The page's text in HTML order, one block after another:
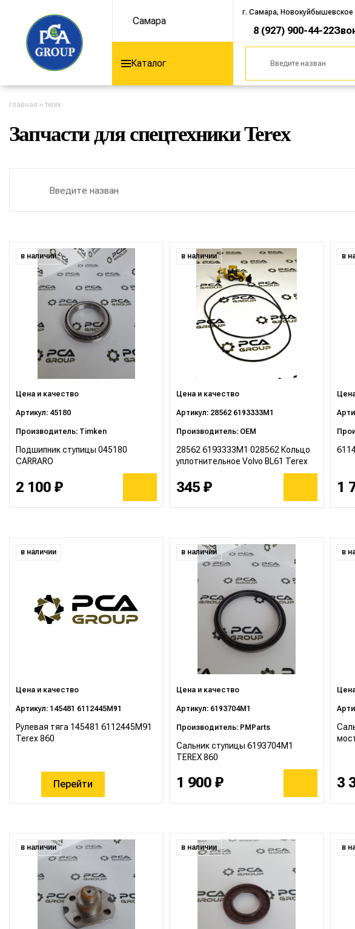
Самара
г. Самара,
8 (927) 900-44-22
Каталог
главная » terex
Запчасти для спецтехники Terex
в наличии
Цена и качество
Артикул: 45180
Производитель: Timken
Подшипник ступицы 045180
CARRARO
2 100 ₽
в наличии
Цена и качество
Артикул: 28562 6193333M1
Производитель: OEM
28562 6193333M1 028562 Кольцо
уплотнительное Volvo BL61 Terex
345 ₽
в
1
в наличии
Цена и качество
Артикул: 145481 6112445M91
Рулевая тяга 145481 6112445M91
Terex 860
Перейти
в наличии
Цена и качество
Артикул: 6193704M1
Производитель: PMParts
Сальник ступицы 6193704M1
TEREX 860
1 900 ₽
в
3
в наличии в наличии в